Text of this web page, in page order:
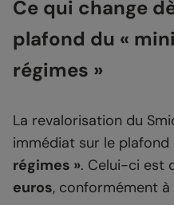
Ce qui change
plafond du «
régimes »
La revalorisation du
immédiat sur le plafond
régimes ». Celui-ci est
euros, conformément à